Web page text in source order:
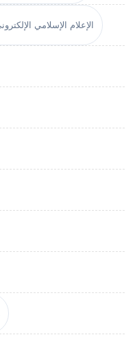
الإعلام الإسلامي